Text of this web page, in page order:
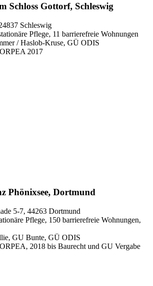
Schloss Gottorf, Schleswig
Schleswig
Pflege, 11 barrierefreie Wohnungen
/ Haslob-Kruse, GÜ ODIS
2017
Phönixsee, Dortmund
5-7, 44263 Dortmund
Pflege, 150 barrierefreie Wohnungen,
GU Bunte, GÜ ODIS
2018 bis Baurecht und GU Vergabe